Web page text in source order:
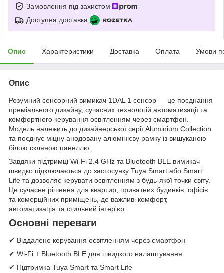
Замовлення під захистом
Доступна доставка
Опис Характеристики Доставка Оплата Умови
Опис
Розумний сенсорний вимикач 1DAL 1 сенсор — це поєднання
преміального дизайну, сучасних технологій автоматизації та
комфортного керування освітленням через смартфон.
Модель належить до дизайнерської серії Aluminium Collection
та поєднує міцну анодовану алюмінієву рамку із вишуканою
білою скляною панеллю.
Завдяки підтримці Wi-Fi 2.4 GHz та Bluetooth BLE вимикач
швидко підключається до застосунку Tuya Smart або Smart
Life та дозволяє керувати освітленням з будь-якої точки світу.
Це сучасне рішення для квартир, приватних будинків, офісів
та комерційних приміщень, де важливі комфорт,
автоматизація та стильний інтер'єр.
Основні переваги
✔ Віддалене керування освітленням через смартфон
✔ Wi-Fi + Bluetooth BLE для швидкого налаштування
✔ Підтримка Tuya Smart та Smart Life